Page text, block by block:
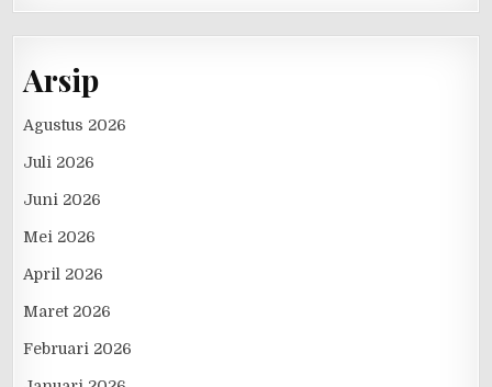
Arsip
Agustus 2026
Juli 2026
Juni 2026
Mei 2026
April 2026
Maret 2026
Februari 2026